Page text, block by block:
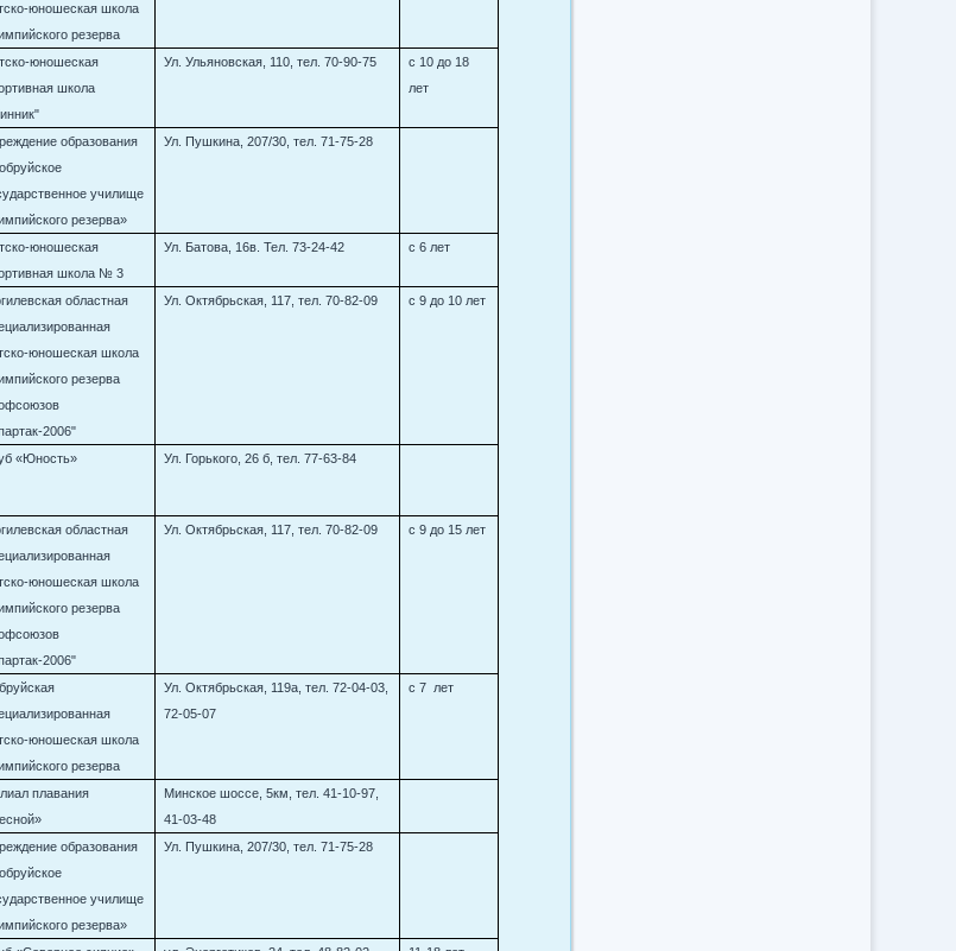
юношеская школа
резерва
юношеская
школа
Ул. Ульяновская, 110, тел. 70-90-75
с 10 до 18
лет
образования
училище
резерва»
Ул. Пушкина, 207/30, тел. 71-75-28
юношеская
школа № 3
Ул. Батова, 16в. Тел. 73-24-42 с 6 лет
областная
юношеская школа
резерва
2006"
Ул. Октябрьская, 117, тел. 70-82-09 с 9 до 10 лет
«Юность» Ул. Горького, 26 б, тел. 77-63-84
областная
юношеская школа
резерва
2006"
Ул. Октябрьская, 117, тел. 70-82-09 с 9 до 15 лет
юношеская школа
резерва
Ул. Октябрьская, 119а, тел. 72-04-03,
72-05-07
с 7 лет
плавания
Минское шоссе, 5км, тел. 41-10-97,
41-03-48
образования
училище
резерва»
Ул. Пушкина, 207/30, тел. 71-75-28